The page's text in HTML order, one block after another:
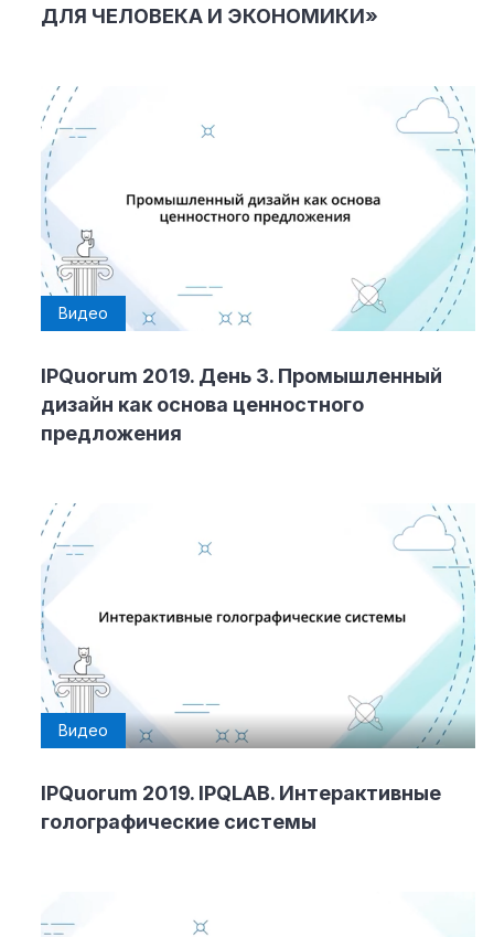
ДЛЯ ЧЕЛОВЕКА И ЭКОНОМИКИ»
Видео
IPQuorum 2019. День 3. Промышленный
дизайн как основа ценностного
предложения
Видео
IPQuorum 2019. IPQLAB. Интерактивные
голографические системы